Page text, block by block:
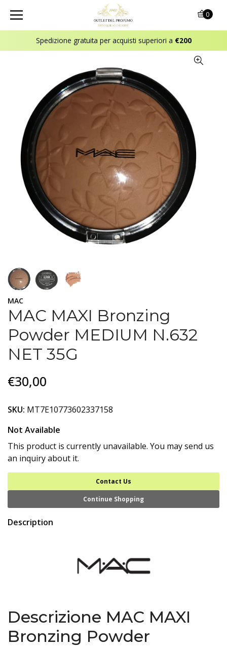
Spedizione gratuita per acquisti superiori a €200
0
MAC
MAC MAXI Bronzing
Powder MEDIUM N.632
NET 35G
€30,00
SKU: MT7E10773602337158
Not Available
This product is currently unavailable. You may send us
an inquiry about it.
Contact Us
Continue Shopping
Description
Descrizione MAC MAXI
Bronzing Powder